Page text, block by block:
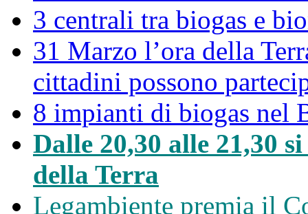
3 centrali tra biogas e
31 Marzo l’ora della
cittadini possono
8 impianti di biogas nel
Dalle 20,30 alle 21,30
della Terra
Legambiente premia il